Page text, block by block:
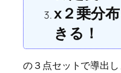
χ２乗分
きる！
の３点セットで導出し